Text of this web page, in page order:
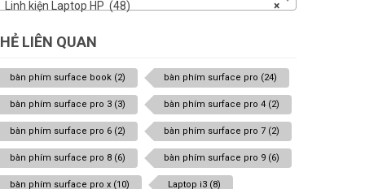
×
kiện Laptop HP (48)
LIÊN QUAN
bàn phím surface book (2) bàn phím surface pro (24)
bàn phím surface pro 3 (3) bàn phím surface pro 4 (2)
bàn phím surface pro 6 (2) bàn phím surface pro 7 (2)
bàn phím surface pro 8 (6) bàn phím surface pro 9 (6)
bàn phím surface pro x (10) Laptop i3 (8)